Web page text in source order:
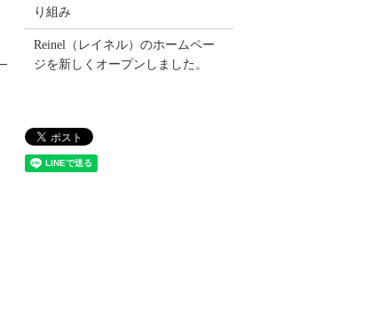
り組み
Reinel（レイネル）のホームペー
ジを新しくオープンしました。